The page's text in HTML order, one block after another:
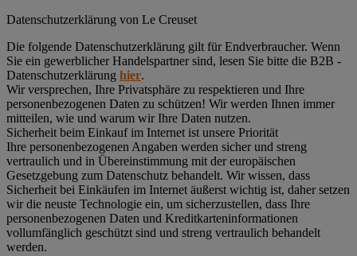
Datenschutz­erklärung von Le Creuset
Die folgende Datenschutzerklärung gilt für Endverbraucher. Wenn
Sie ein gewerblicher Handelspartner sind, lesen Sie bitte die B2B -
Datenschutzerklärung hier.
Wir versprechen, Ihre Privatsphäre zu respektieren und Ihre
personenbezogenen Daten zu schützen! Wir werden Ihnen immer
mitteilen, wie und warum wir Ihre Daten nutzen.
Sicherheit beim Einkauf im Internet ist unsere Priorität
Ihre personenbezogenen Angaben werden sicher und streng
vertraulich und in Übereinstimmung mit der europäischen
Gesetzgebung zum Datenschutz behandelt. Wir wissen, dass
Sicherheit bei Einkäufen im Internet äußerst wichtig ist, daher setzen
wir die neuste Technologie ein, um sicherzustellen, dass Ihre
personenbezogenen Daten und Kreditkarteninformationen
vollumfänglich geschützt sind und streng vertraulich behandelt
werden.